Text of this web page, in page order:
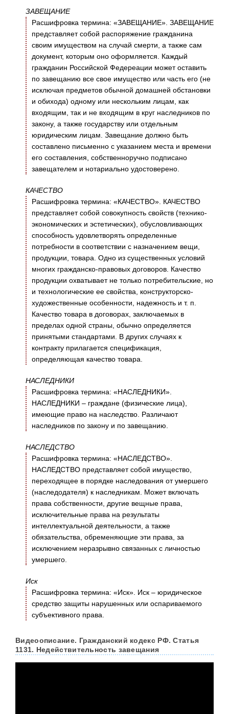
ЗАВЕЩАНИЕ
Расшифровка термина: «ЗАВЕЩАНИЕ». ЗАВЕЩАНИЕ
представляет собой распоряжение гражданина
своим имуществом на случай смерти, а также сам
документ, которым оно оформляется. Каждый
гражданин Российской Федереации может оставить
по завещанию все свое имущество или часть его (не
исключая предметов обычной домашней обстановки
и обихода) одному или нескольким лицам, как
входящим, так и не входящим в круг наследников по
закону, а также государству или отдельным
юридическим лицам. Завещание должно быть
составлено письменно с указанием места и времени
его составления, собственноручно подписано
завещателем и нотариально удостоверено.
КАЧЕСТВО
Расшифровка термина: «КАЧЕСТВО». КАЧЕСТВО
представляет собой совокупность свойств (технико-
экономических и эстетических), обусловливающих
способность удовлетворять определенные
потребности в соответствии с назначением вещи,
продукции, товара. Одно из существенных условий
многих гражданско-правовых договоров. Качество
продукции охватывает не только потребительские, но
и технологические ее свойства, конструкторско-
художественные особенности, надежность и т. п.
Качество товара в договорах, заключаемых в
пределах одной страны, обычно определяется
принятыми стандартами. В других случаях к
контракту прилагается спецификация,
определяющая качество товара.
НАСЛЕДНИКИ
Расшифровка термина: «НАСЛЕДНИКИ».
НАСЛЕДНИКИ – граждане (физические лица),
имеющие право на наследство. Различают
наследников по закону и по завещанию.
НАСЛЕДСТВО
Расшифровка термина: «НАСЛЕДСТВО».
НАСЛЕДСТВО представляет собой имущество,
переходящее в порядке наследования от умершего
(наследодателя) к наследникам. Может включать
права собственности, другие вещные права,
исключительные права на результаты
интеллектуальной деятельности, а также
обязательства, обременяющие эти права, за
исключением неразрывно связанных с личностью
умершего.
Иск
Расшифровка термина: «Иск». Иск – юридическое
средство защиты нарушенных или оспариваемого
субъективного права.
Видеоописание. Гражданский кодекс РФ. Статья
1131. Недействительность завещания